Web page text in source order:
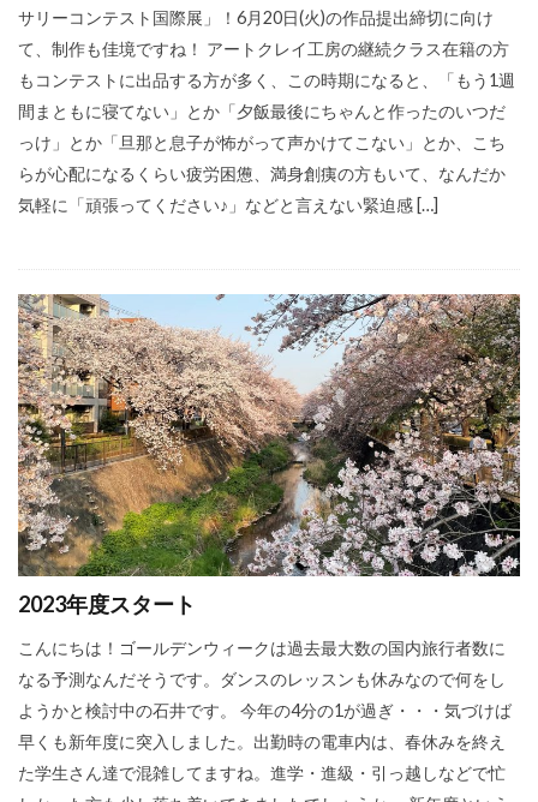
サリーコンテスト国際展」！6月20日(火)の作品提出締切に向け
て、制作も佳境ですね！ アートクレイ工房の継続クラス在籍の方
もコンテストに出品する方が多く、この時期になると、「もう1週
間まともに寝てない」とか「夕飯最後にちゃんと作ったのいつだ
っけ」とか「旦那と息子が怖がって声かけてこない」とか、こち
らが心配になるくらい疲労困憊、満身創痍の方もいて、なんだか
気軽に「頑張ってください♪」などと言えない緊迫感 […]
2023年度スタート
こんにちは！ゴールデンウィークは過去最大数の国内旅行者数に
なる予測なんだそうです。ダンスのレッスンも休みなので何をし
ようかと検討中の石井です。 今年の4分の1が過ぎ・・・気づけば
早くも新年度に突入しました。出勤時の電車内は、春休みを終え
た学生さん達で混雑してますね。進学・進級・引っ越しなどで忙